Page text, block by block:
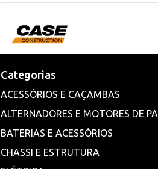
Categorias
ACESSÓRIOS E CAÇAMBAS
ALTERNADORES E MOTORES DE
BATERIAS E ACESSÓRIOS
CHASSI E ESTRUTURA